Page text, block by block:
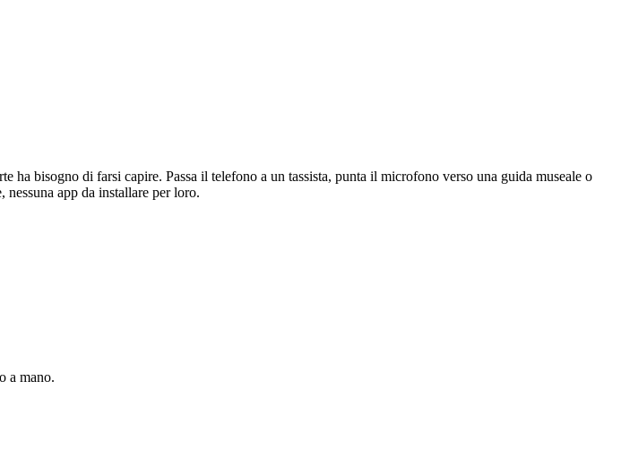
bisogno di farsi capire. Passa il telefono a un tassista, punta il microfono verso una guida museale o
app da installare per loro.
a mano.